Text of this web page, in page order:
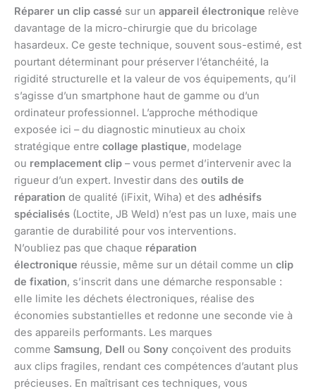
Réparer un clip cassé sur un appareil électronique relève
davantage de la micro-chirurgie que du bricolage
hasardeux. Ce geste technique, souvent sous-estimé, est
pourtant déterminant pour préserver l’étanchéité, la
rigidité structurelle et la valeur de vos équipements, qu’il
s’agisse d’un smartphone haut de gamme ou d’un
ordinateur professionnel. L’approche méthodique
exposée ici – du diagnostic minutieux au choix
stratégique entre collage plastique, modelage
ou remplacement clip – vous permet d’intervenir avec la
rigueur d’un expert. Investir dans des outils de
réparation de qualité (iFixit, Wiha) et des adhésifs
spécialisés (Loctite, JB Weld) n’est pas un luxe, mais une
garantie de durabilité pour vos interventions.
N’oubliez pas que chaque réparation
électronique réussie, même sur un détail comme un clip
de fixation, s’inscrit dans une démarche responsable :
elle limite les déchets électroniques, réalise des
économies substantielles et redonne une seconde vie à
des appareils performants. Les marques
comme Samsung, Dell ou Sony conçoivent des produits
aux clips fragiles, rendant ces compétences d’autant plus
précieuses. En maîtrisant ces techniques, vous